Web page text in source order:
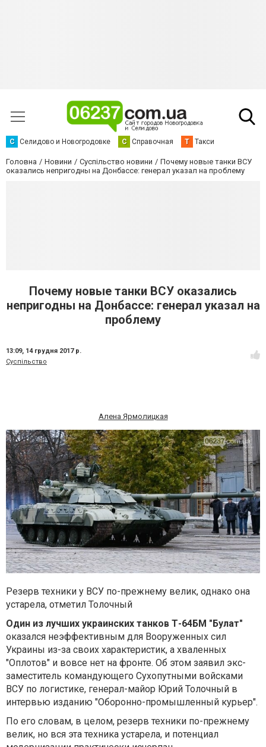
С Селидово и Новогродовке С Справочная Т Такси
Головна Новини Суспільство новини
Почему новые танки ВСУ
оказались непригодны на Донбассе: генерал указал на проблему
Почему новые танки ВСУ оказались
непригодны на Донбассе: генерал указал на
проблему
13:09, 14 грудня 2017 р.
Суспільство
Алена Ярмолицкая
Резерв техники у ВСУ по-прежнему велик, однако она
устарела, отметил Толочный
Один из лучших украинских танков Т-64БМ "Булат"
оказался неэффективным для Вооруженных сил
Украины из-за своих характеристик, а хваленных
"Оплотов" и вовсе нет на фронте. Об этом заявил экс-
заместитель командующего Сухопутными войсками
ВСУ по логистике, генерал-майор Юрий Толочный в
интервью изданию "Оборонно-промышленный курьер".
По его словам, в целом, резерв техники по-прежнему
велик, но вся эта техника устарела, и потенциал